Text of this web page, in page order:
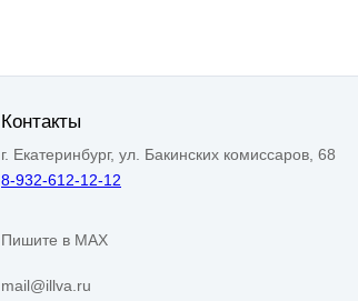
Контакты
г. Екатеринбург, ул. Бакинских комиссаров, 68
8-932-612-12-12
Пишите в MAX
mail@illva.ru